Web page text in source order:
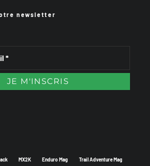
newsletter
MX2K Enduro Mag Trail Adventure Mag